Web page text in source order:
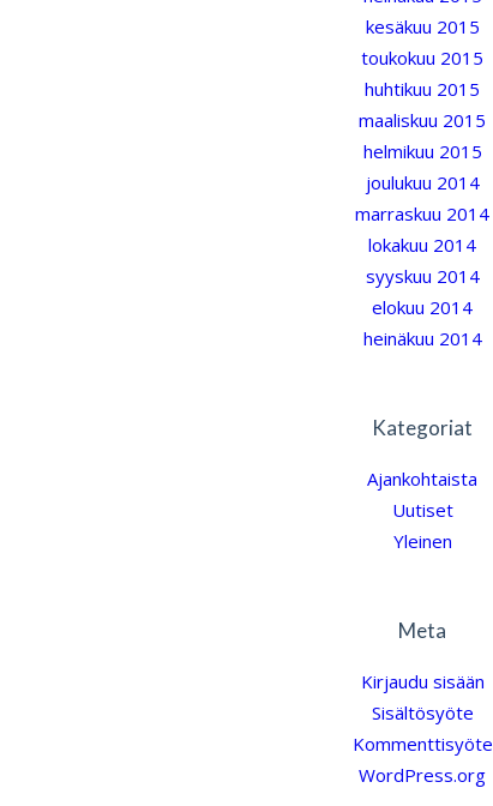
kesäkuu 2015
toukokuu 2015
huhtikuu 2015
maaliskuu 2015
helmikuu 2015
joulukuu 2014
marraskuu 2014
lokakuu 2014
syyskuu 2014
elokuu 2014
heinäkuu 2014
Kategoriat
Ajankohtaista
Uutiset
Yleinen
Meta
Kirjaudu sisään
Sisältösyöte
Kommenttisyöte
WordPress.org